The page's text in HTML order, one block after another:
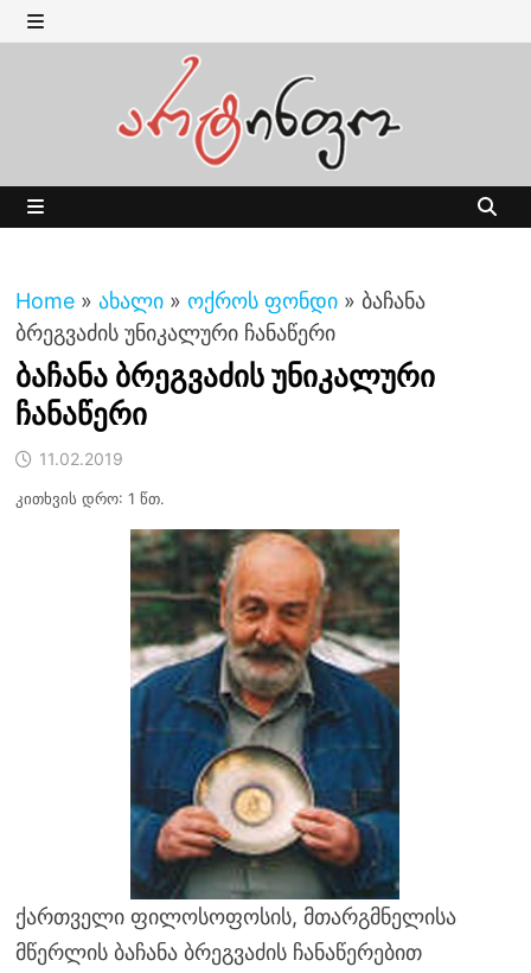
Skip
to MENU
Home » ახალი » ოქროს ფონდი » ბაჩანა
ბრეგვაძის უნიკალური ჩანაწერი
ბაჩანა ბრეგვაძის უნიკალური
ჩანაწერი
11.02.2019
კითხვის დრო: 1 წთ.
ქართველი ფილოსოფოსის, მთარგმნელისა
მწერლის ბაჩანა ბრეგვაძის ჩანაწერებით